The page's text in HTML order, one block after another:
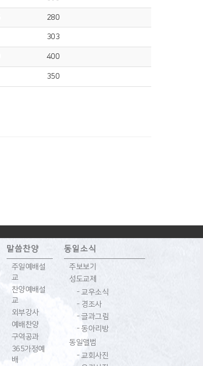
280
303
400
350
말씀찬양
주일예배설
교
찬양예배설
교
외부강사
예배찬양
구역공과
365가정예
배
동일소식
주보보기
성도교제
- 교우소식
- 경조사
- 글과그림
- 동아리방
동일앨범
- 교회사진